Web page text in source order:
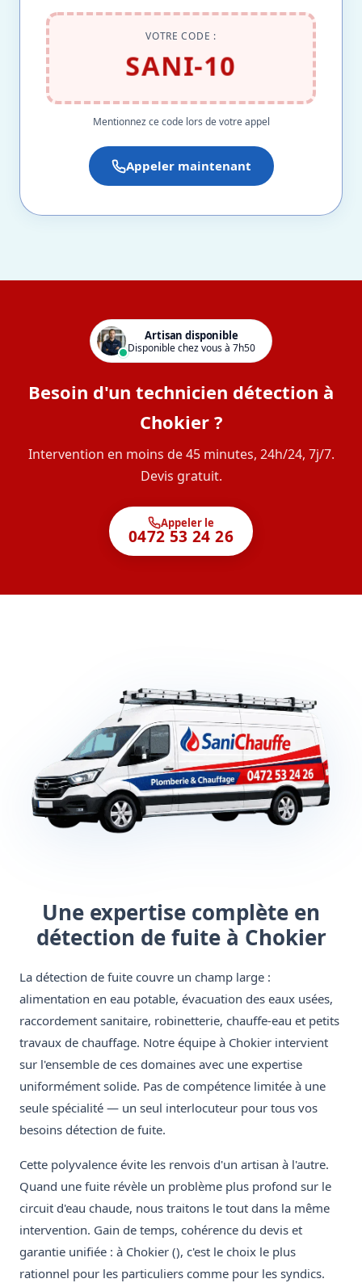
VOTRE CODE :
SANI-10
Mentionnez ce code lors de votre appel
Appeler maintenant
Artisan disponible
Disponible chez vous à 7h50
Besoin d'un technicien détection à
Chokier ?
Intervention en moins de 45 minutes, 24h/24, 7j/7.
Devis gratuit.
Appeler le
0472 53 24 26
Une expertise complète en
détection de fuite à Chokier
La détection de fuite couvre un champ large :
alimentation en eau potable, évacuation des eaux usées,
raccordement sanitaire, robinetterie, chauffe-eau et petits
travaux de chauffage. Notre équipe à Chokier intervient
sur l'ensemble de ces domaines avec une expertise
uniformément solide. Pas de compétence limitée à une
seule spécialité — un seul interlocuteur pour tous vos
besoins détection de fuite.
Cette polyvalence évite les renvois d'un artisan à l'autre.
Quand une fuite révèle un problème plus profond sur le
circuit d'eau chaude, nous traitons le tout dans la même
intervention. Gain de temps, cohérence du devis et
garantie unifiée : à Chokier (), c'est le choix le plus
rationnel pour les particuliers comme pour les syndics.